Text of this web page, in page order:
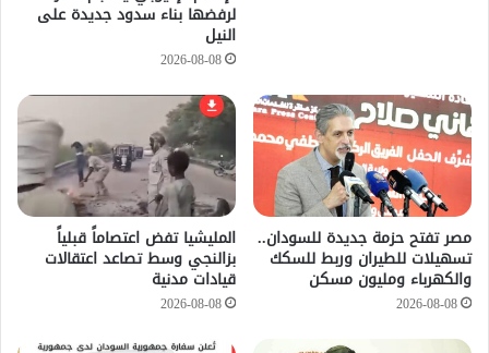
لرفضها بناء سدود جديدة على
النيل
2026-08-08
مصر تفتح حزمة جديدة للسودان..
تسهيلات للطيران وربط للسكك
والكهرباء ومليون مسكن
2026-08-08
المليشيا تفض اعتصاماً قبلياً
بزالنجي وسط تصاعد اعتقالات
قيادات مدنية
2026-08-08